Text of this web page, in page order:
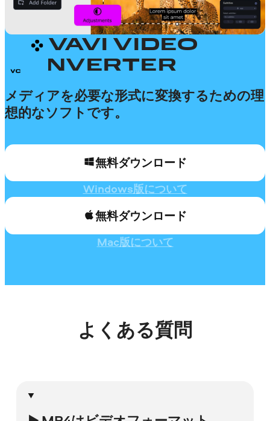
MOVAVI VIDEO
CONVERTER
メディアを必要な形式に変換するための理
想的なソフトです。
無料ダウンロード
Windows版について
無料ダウンロード
Mac版について
よくある質問